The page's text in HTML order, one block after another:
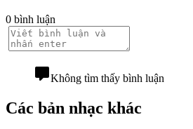
0 bình luận
Không tìm thấy bình luận
Các bản nhạc khác